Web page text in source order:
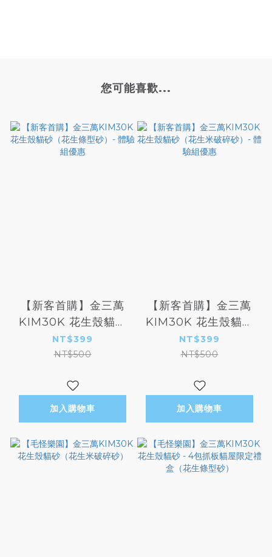
您可能喜歡...
【新客首購】金三萬
KIM30K 花生殼貓砂
（花生條型砂）- 體驗
組優惠
NT$399
NT$500
加入購物車
【新客首購】金三萬
KIM30K 花生殼貓砂
（花生米破碎砂）- 體
驗組優惠
NT$399
NT$500
加入購物車